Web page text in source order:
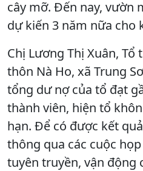
cây mỡ. Đến nay, vườn
dự kiến 3 năm nữa cho
Chị Lương Thị Xuân,
thôn Nà Ho, xã Trung
tổng dư nợ của tổ đạt
thành viên, hiện tổ
hạn. Để có được kết
thông qua các cuộc
tuyên truyền, vận động